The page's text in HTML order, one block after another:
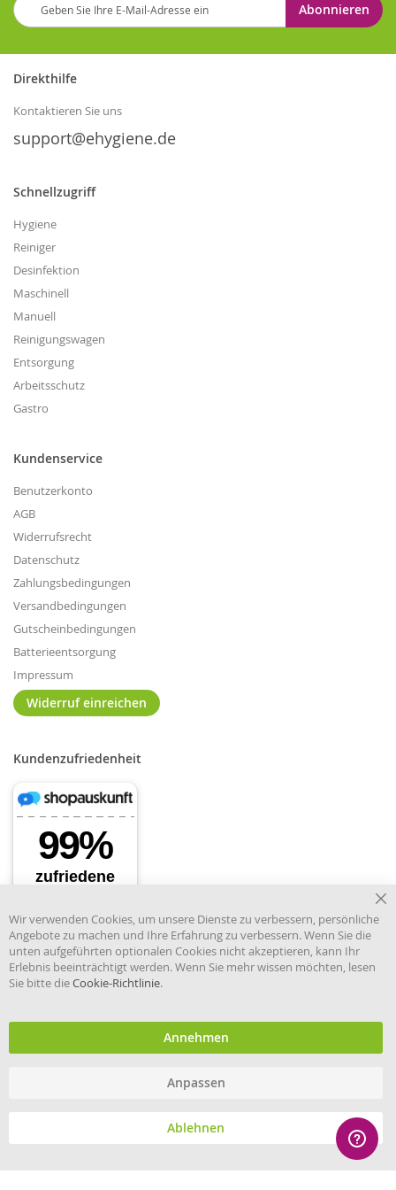
Sie
sich
Newsletter
Abonnieren
Direkthilfe
Kontaktieren Sie uns
support@ehygiene.de
Schnellzugriff
Hygiene
Reiniger
Desinfektion
Maschinell
Manuell
Reinigungswagen
Entsorgung
Arbeitsschutz
Gastro
Kundenservice
Benutzerkonto
AGB
Widerrufsrecht
Datenschutz
Zahlungsbedingungen
Versandbedingungen
Gutscheinbedingungen
Batterieentsorgung
Impressum
Widerruf einreichen
Kundenzufriedenheit
Händler im offiziellen Register
und Information.
© eHygiene 2026 - All rights reserved.
Wir verwenden Cookies, um unsere Dienste zu verbessern, persönliche
Angebote zu machen und Ihre Erfahrung zu verbessern. Wenn Sie die
unten aufgeführten optionalen Cookies nicht akzeptieren, kann Ihr
Erlebnis beeinträchtigt werden. Wenn Sie mehr wissen möchten, lesen
Sie bitte dieCookie-Richtlinie.
Annehmen
Anpassen
Ablehnen